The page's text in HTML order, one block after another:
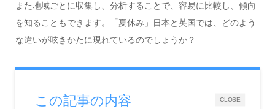
また地域ごとに収集し、分析することで、容易に比較し、傾向
を知ることもできます。「夏休み」日本と英国では、どのよう
な違いが呟きかたに現れているのでしょうか？
CLOSE
この記事の内容